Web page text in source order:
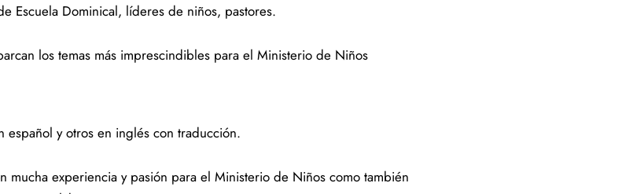
Escuela Dominical, líderes de niños, pastores.
los temas más imprescindibles para el Ministerio de Niños
español y otros en inglés con traducción.
mucha experiencia y pasión para el Ministerio de Niños como también